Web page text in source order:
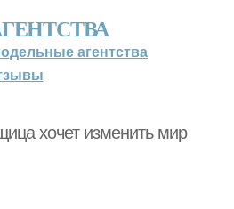
агентства
хочет изменить мир